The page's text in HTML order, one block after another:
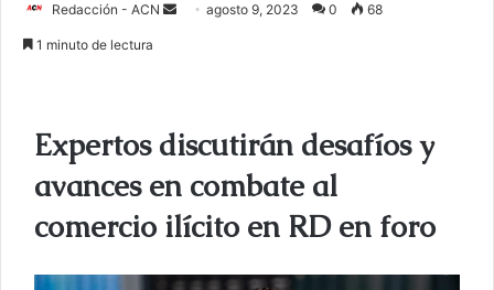
Redacción - ACN
r
n
c
r
agosto 9, 2023 0 68
1 minuto de lectura
Expertos discutirán desafíos y
avances en combate al
comercio ilícito en RD en foro